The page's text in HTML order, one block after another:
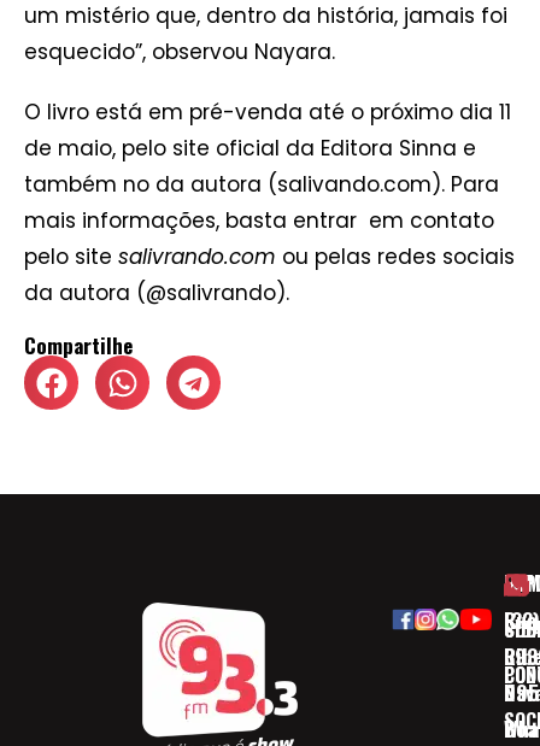
um mistério que, dentro da história, jamais foi
esquecido”, observou Nayara.
O livro está em pré-venda até o próximo dia 11
de maio, pelo site oficial da Editora Sinna e
também no da autora (salivando.com). Para
mais informações, basta entrar em contato
pelo site salivrando.com ou pelas redes sociais
da autora (@salivrando).
Compartilhe
(32)